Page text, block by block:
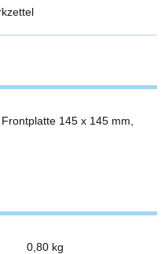
145 x 145 mm,
0,80 kg